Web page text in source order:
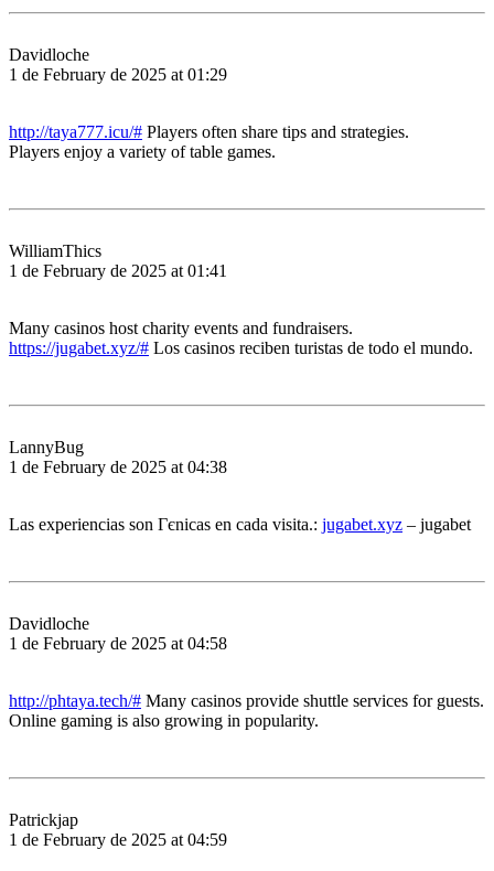
Davidloche
1 de February de 2025 at 01:29
http://taya777.icu/# Players often share tips and strategies.
Players enjoy a variety of table games.
WilliamThics
1 de February de 2025 at 01:41
Many casinos host charity events and fundraisers.
https://jugabet.xyz/# Los casinos reciben turistas de todo el mundo.
LannyBug
1 de February de 2025 at 04:38
Las experiencias son Гєnicas en cada visita.: jugabet.xyz – jugabet
Davidloche
1 de February de 2025 at 04:58
http://phtaya.tech/# Many casinos provide shuttle services for guests.
Online gaming is also growing in popularity.
Patrickjap
1 de February de 2025 at 04:59